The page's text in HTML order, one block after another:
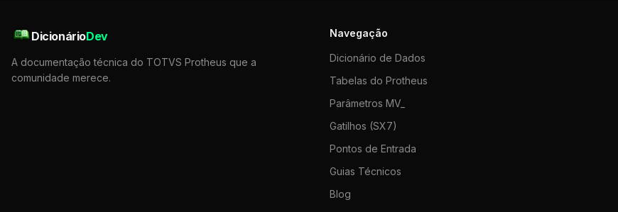
DicionárioDev
A documentação técnica do TOTVS Protheus que a
comunidade merece.
Navegação
Dicionário de Dados
Tabelas do Protheus
Parâmetros MV_
Gatilhos (SX7)
Pontos de Entrada
Guias Técnicos
Blog